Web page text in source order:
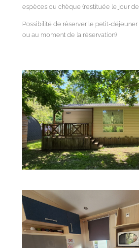
espèces ou chèque (restituée le jour
Possibilité de réserver le petit-déjeuner
ou au moment de la réservation)